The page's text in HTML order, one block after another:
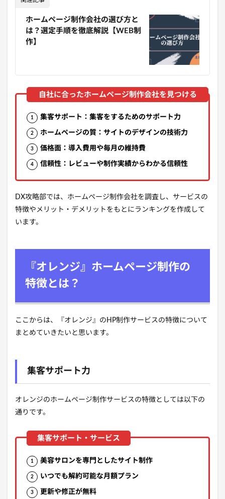
ホームページ制作会社の選び方と
は？選定手順を徹底解説【WEB制
作】
集客サポート：集客をするためのサポート力
ホームページの質：サイトのデザインの技術力
価格面：導入費用や毎月の維持費
信頼性：レビューや制作実績からわかる信頼性
DX攻略部では、ホームページ制作会社を調査し、サービスの
特徴やメリット・デメリットをもとにランキングを作成して
います。
『オレンジ』ホームページ制作の
特徴とは？
ここからは、『オレンジ』のHP制作サービスの特徴について
まとめていきたいと思います。
集客サポート力
オレンジのホームページ制作サービスの特徴としては以下の
通りです。
美容サロンを専門としたサイト制作
いつでも解約可能な月額プラン
更新や修正が無料